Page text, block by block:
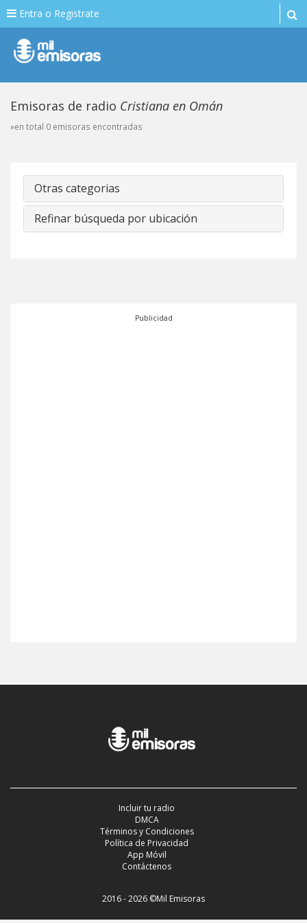
Entra o Registrate
Emisoras de radio Cristiana en Omán
»en total 0 emisoras encontradas
Otras categorias
Refinar búsqueda por ubicación
Publicidad
Incluir tu radio
DMCA
Términos y Condiciones
Política de Privacidad
App Móvil
Contáctenos
2016 - 2026 ©Mil Emisoras